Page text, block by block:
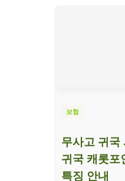
보험
무사고 귀국
귀국 캐롯포
특징 안내